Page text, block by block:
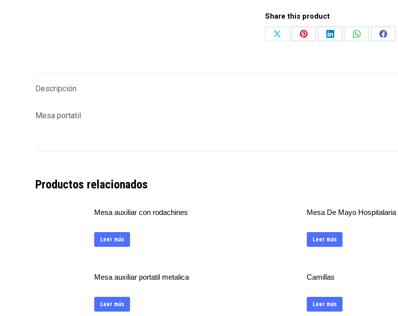
Share this product
Share
Share
Share
Share
Share
Descripción
Mesa portatil
Productos relacionados
Mesa auxiliar con rodachines
Leer más
Mesa De Mayo Hospitalaria
Leer más
Mesa auxiliar portatil metalica
Leer más
Camillas
Leer más